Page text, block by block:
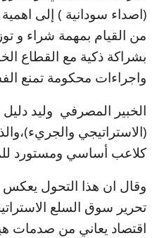
(اصداء سودانية ) إلى
من القيام بمهمة شراء و
بشراكة ذكية مع القطاع
واجراءات محكومة تمنع
الخبير المصرفي وليد
(الاستراتيجي
كلاعب أساسي ومستورد
وقال ان هذا التحول يعكس
اقتصاد يعاني من صدمات